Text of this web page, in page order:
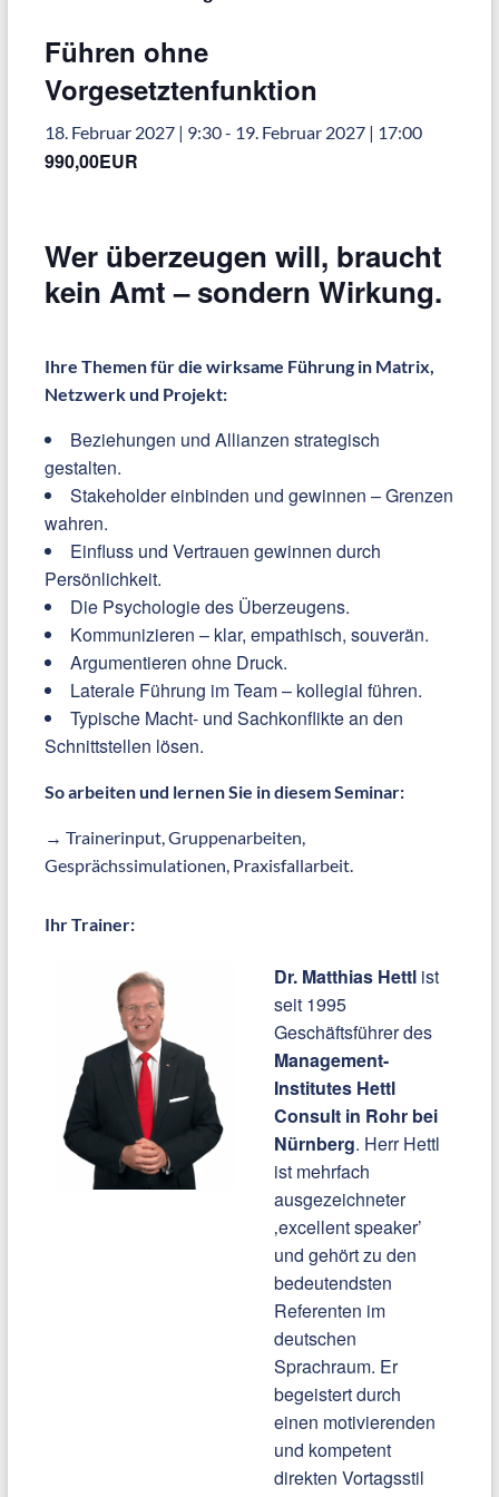
Führen ohne
Vorgesetztenfunktion
18. Februar 2027 | 9:30- 19. Februar 2027 | 17:00
990,00EUR
Wer überzeugen will, braucht
kein Amt – sondern Wirkung.
Ihre Themen für die wirksame Führung in Matrix,
Netzwerk und Projekt:
Beziehungen und Allianzen strategisch
gestalten.
Stakeholder einbinden und gewinnen – Grenzen
wahren.
Einfluss und Vertrauen gewinnen durch
Persönlichkeit.
Die Psychologie des Überzeugens.
Kommunizieren – klar, empathisch, souverän.
Argumentieren ohne Druck.
Laterale Führung im Team – kollegial führen.
Typische Macht- und Sachkonflikte an den
Schnittstellen lösen.
So arbeiten und lernen Sie in diesem Seminar:
→ Trainerinput, Gruppenarbeiten,
Gesprächssimulationen, Praxisfallarbeit.
Ihr Trainer:
Dr. Matthias Hettlist
seit 1995
Geschäftsführer des
Management-
Institutes Hettl
Consult in Rohr bei
Nürnberg. Herr Hettl
ist mehrfach
ausgezeichneter
‚excellent speaker’
und gehört zu den
bedeutendsten
Referenten im
deutschen
Sprachraum. Er
begeistert durch
einen motivierenden
und kompetent
direkten Vortagsstil